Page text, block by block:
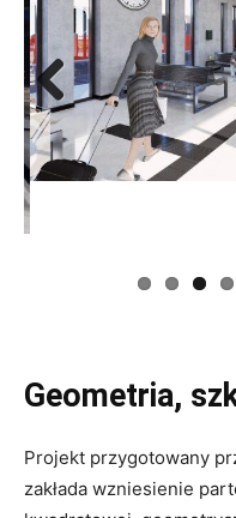
Previous
Projekt przygotowany
kwadratowej,